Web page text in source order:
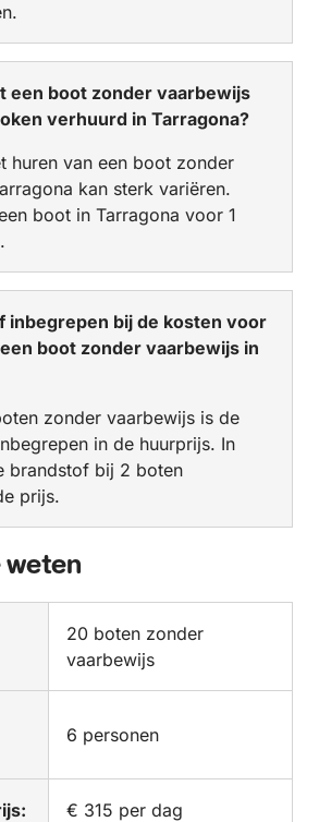
een boot zonder vaarbewijs
verhuurd in Tarragona?
huren van een boot zonder
kan sterk variëren.
boot in Tarragona voor 1
inbegrepen bij de kosten voor
boot zonder vaarbewijs in
zonder vaarbewijs is de
in de huurprijs. In
brandstof bij 2 boten
prijs.
weten
20 boten zonder
vaarbewijs
6 personen
€ 315 per dag